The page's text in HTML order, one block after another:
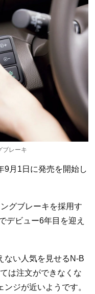
ブレーキ
9月1日に発売を開始し
グブレーキを採用す
デビュー6年目を迎え
ない人気を見せるN-B
は注文ができなくな
ジが近いようです。